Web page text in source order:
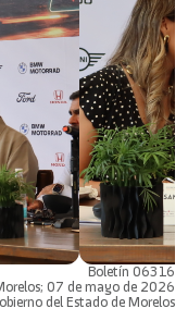
Boletín 06316
07 de mayo de 2026
del Estado de Morelos